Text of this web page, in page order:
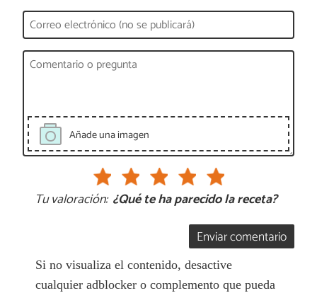
Añade una imagen
Tu valoración: ¿Qué te ha parecido la receta?
Enviar comentario
Si no visualiza el contenido, desactive
cualquier adblocker o complemento que pueda